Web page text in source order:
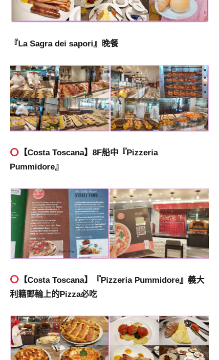
『La Sagra dei sapori』晚餐
【Costa Toscana】8F船中 『Pizzeria
Pummidore』
【Costa Toscana】
『Pizzeria Pummidore』義大
利籍郵輪上的Pizza必吃